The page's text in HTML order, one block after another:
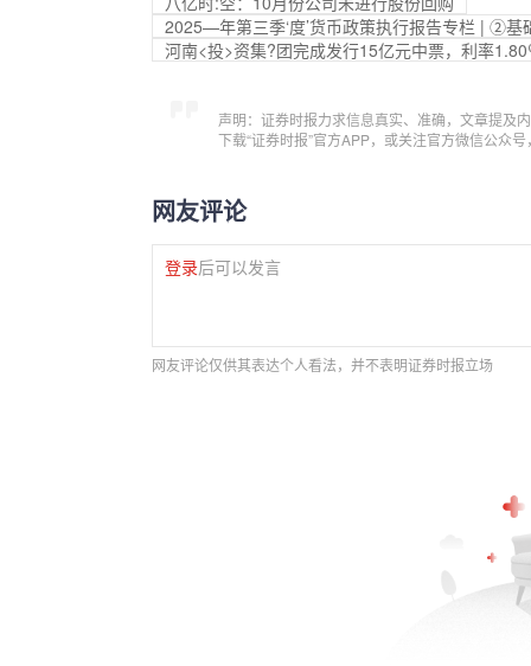
2025—年第三季‘度’货币政策执行报告专栏 | ②基
河南<投>资集?团完成发行15亿元中票，利率
声明：证券时报力求信息真实、准确，文章提及
下载“证券时报”官方APP，或关注官方微信公众
网友评论
登录后可以发言
网友评论仅供其表达个人看法，并不表明证券时报立场